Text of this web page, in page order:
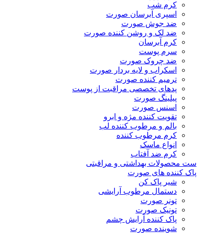
کرم شب
اسپری آبرسان صورت
ضد جوش صورت
ضد لک و روشن کننده صورت
کرم آبرسان
سرم پوست
ضد چروک صورت
اسکراب و لایه بردار صورت
ترمیم کننده صورت
پدهای تخصصی مراقبت از پوست
پیلینگ صورت
اسنس صورت
تقویت کننده مژه و ابرو
بالم و مرطوب کننده لب
کرم مرطوب کننده
انواع ماسک
کرم ضد آفتاب
ست محصولات بهداشتی و مراقبتی
پاک کننده های صورت
شیر پاک کن
دستمال مرطوب آرایشی
تونر صورت
تونیک صورت
پاک کننده آرایش چشم
شوینده صورت